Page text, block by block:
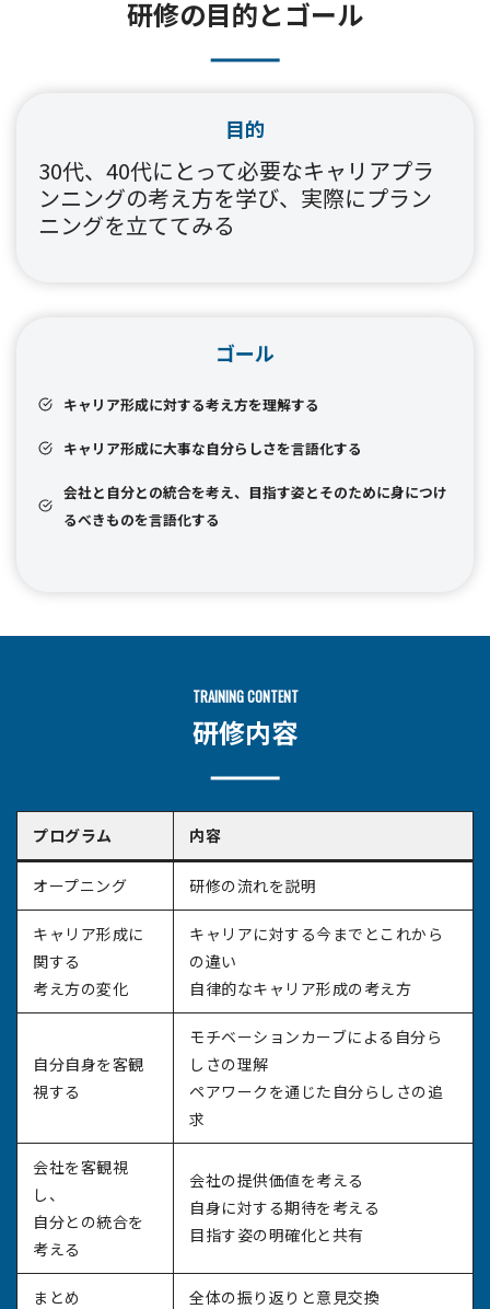
研修の目的とゴール
目的
30代、40代にとって必要なキャリアプラ
ンニングの考え方を学び、実際にプラン
ニングを立ててみる
ゴール
キャリア形成に対する考え方を理解する
キャリア形成に大事な自分らしさを言語化する
会社と自分との統合を考え、目指す姿とそのために身につけ
るべきものを言語化する
TRAINING CONTENT
研修内容
プログラム 内容
オープニング 研修の流れを説明
キャリア形成に
関する
考え方の変化
キャリアに対する今までとこれから
の違い
自律的なキャリア形成の考え方
自分自身を客観
視する
モチベーションカーブによる自分ら
しさの理解
ペアワークを通じた自分らしさの追
求
会社を客観視
し、
自分との統合を
考える
会社の提供価値を考える
自身に対する期待を考える
目指す姿の明確化と共有
まとめ 全体の振り返りと意見交換